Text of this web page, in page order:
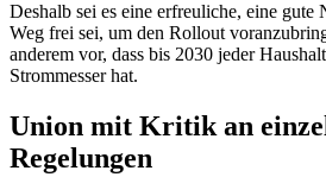
Deshalb sei es eine erfreuliche, eine gute
Weg frei sei, um den Rollout
anderem vor, dass bis 2030 jeder
Strommesser hat.
Union mit Kritik an
Regelungen